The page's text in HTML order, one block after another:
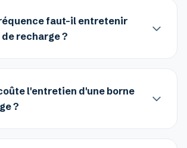
faut-il entretenir
recharge ?
l'entretien d'une borne
?